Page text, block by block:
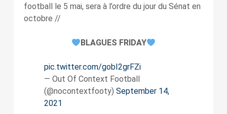
football le 5 mai, sera à l’ordre du jour du Sénat en
octobre //
BLAGUES FRIDAY
pic.twitter.com/gobI2grFZi
— Out Of Context Football
(@nocontextfooty) September 14,
2021